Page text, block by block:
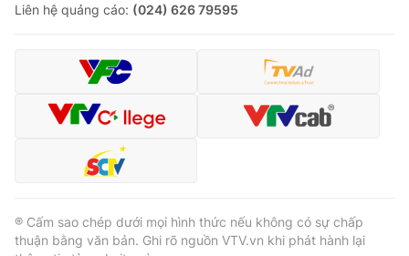
Liên hệ quảng cáo: (024) 626 79595
® Cấm sao chép dưới mọi hình thức nếu không có sự chấp
thuận bằng văn bản. Ghi rõ nguồn VTV.vn khi phát hành lại